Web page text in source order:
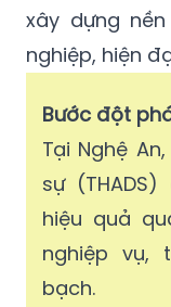
xây dựng
nghiệp, hiện
Bước đột
Tại Nghệ
sự
hiệu quả
nghiệp vụ,
bạch.